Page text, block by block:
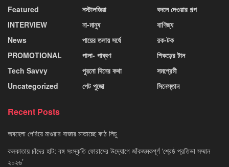
Featured
INTERVIEW
News
PROMOTIONAL
Tech Savvy
Uncategorized
নস্টালজিয়া
না-মানুষ
পায়ের তলায় সর্ষে
পালা- পাব্বণ
পুরনো দিনের কথা
পেট পুজো
বদলে দেওয়ার গল্প
বাণিজ্য
রক-টক
শিকড়ের টান
সমপ্রেমী
সিনেস্তান
Recent Posts
অবহেলা পেরিয়ে মাগুরার বাজার মাতাচ্ছে কাঠ লিচু
কলকাতায় চাঁদের হাট: বঙ্গ সংস্কৃতি ফোরামের উদ্যোগে জাঁকজমকপূর্ণ ‘শ্রেষ্ঠ প্রতিভা সম্মান
২০২৬’